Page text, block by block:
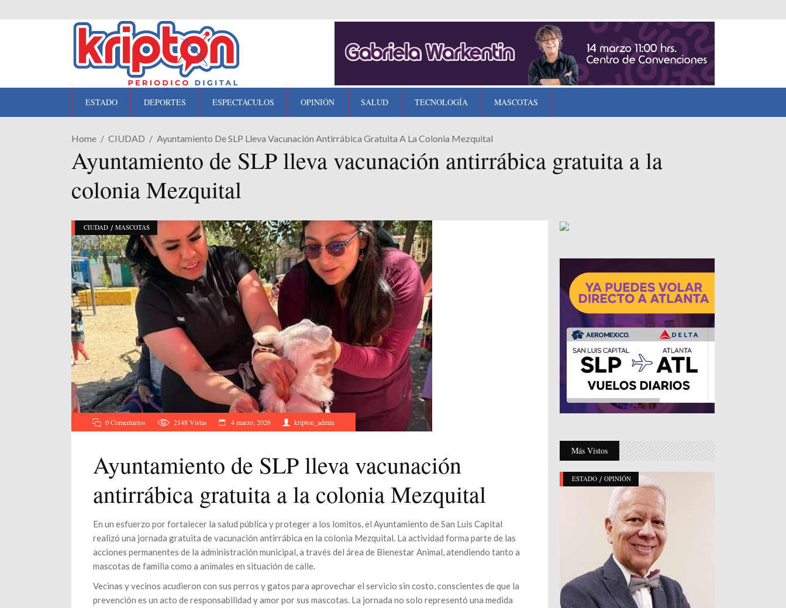
ESTADO DEPORTES ESPECTÁCULOS OPINIÓN SALUD TECNOLOGÍA MASCOTAS
Home CIUDAD Ayuntamiento De SLP Lleva Vacunación Antirrábica Gratuita A La Colonia Mezquital
Ayuntamiento de SLP lleva vacunación antirrábica gratuita a la
colonia Mezquital
CIUDAD / MASCOTAS
0 Comentarios 2148Vistas 4 marzo, 2026 kripton_admin
Ayuntamiento de SLP lleva vacunación
antirrábica gratuita a la colonia Mezquital
En un esfuerzo por fortalecer la salud pública y proteger a los lomitos, el Ayuntamiento de San Luis Capital
realizó una jornada gratuita de vacunación antirrábica en la colonia Mezquital. La actividad forma parte de las
acciones permanentes de la administración municipal, a través del área de Bienestar Animal, atendiendo tanto a
mascotas de familia como a animales en situación de calle.
Vecinas y vecinos acudieron con sus perros y gatos para aprovechar el servicio sin costo, conscientes de que la
prevención es un acto de responsabilidad y amor por sus mascotas. La jornada no solo representó una medida
Más Vistos
ESTADO / OPINIÓN